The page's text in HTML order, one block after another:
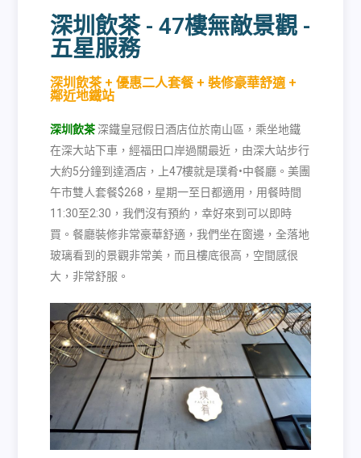
深圳飲茶 - 47樓無敵景觀 -
五星服務
深圳飲茶 + 優惠二人套餐 + 裝修豪華舒適 +
鄰近地鐵站
深圳飲茶 深鐵皇冠假日酒店位於南山區，乘坐地鐵
在深大站下車，經福田口岸過關最近，由深大站步行
大約5分鐘到達酒店，上47樓就是璞肴•中餐廳。美團
午市雙人套餐$268 ，星期一至日都適用，用餐時間
11:30至2:30 ，我們沒有預約，幸好來到可以即時
買。餐廳裝修非常豪華舒適，我們坐在窗邊，全落地
玻璃看到的景觀非常美，而且樓底很高，空間感很
大，非常舒服。